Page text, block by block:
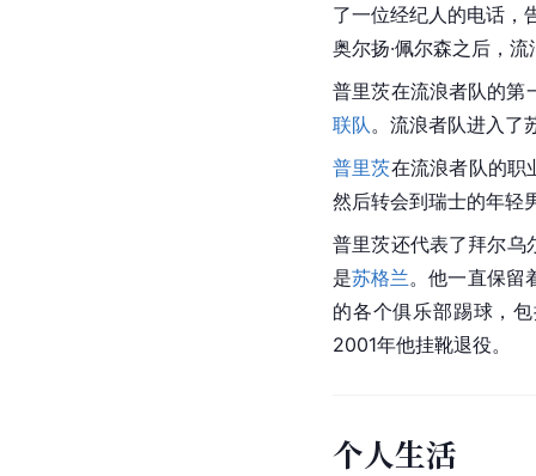
了一位经纪人的电话，
奥尔扬·佩尔森之后，
普里茨在流浪者队的第
联队 。流浪者队进入了
普里茨在流浪者队的职
然后转会到瑞士的年轻
普里茨还代表了拜尔乌
是苏格兰。他一直保留
的各个俱乐部踢球，
2001年他挂靴退役。
个人生活